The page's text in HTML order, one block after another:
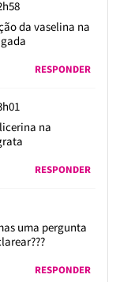
da vaselina na
RESPONDER
na
RESPONDER
uma pergunta
RESPONDER